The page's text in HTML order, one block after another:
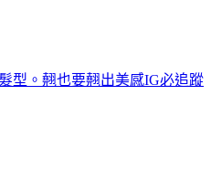
型。翹也要翹出美感IG必追蹤